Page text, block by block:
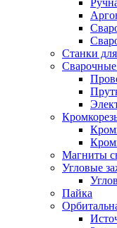
Станки
Магниты
Угловые
Пайка